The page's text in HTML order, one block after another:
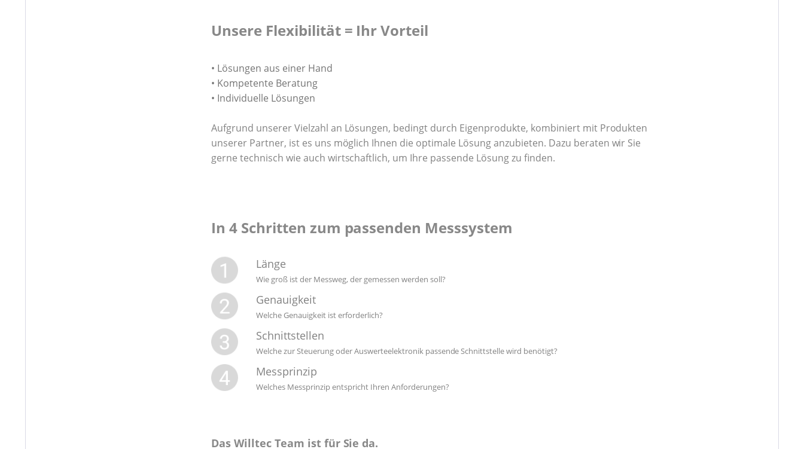
Unsere Flexibilität = Ihr Vorteil
• Lösungen aus einer Hand
• Kompetente Beratung
• Individuelle Lösungen
Aufgrund unserer Vielzahl an Lösungen, bedingt durch Eigenprodukte, kombiniert mit Produkten
unserer Partner, ist es uns möglich Ihnen die optimale Lösung anzubieten. Dazu beraten wir Sie
gerne technisch wie auch wirtschaftlich, um Ihre passende Lösung zu finden.
Länge
Wie groß ist der Messweg, der gemessen werden soll?
Genauigkeit
Welche Genauigkeit ist erforderlich?
Schnittstellen
Welche zur Steuerung oder Auswerteelektronik passende Schnittstelle wird benötigt?
Messprinzip
Welches Messprinzip entspricht Ihren Anforderungen?
In 4 Schritten zum passenden Messsystem
Das Willtec Team ist für Sie da.